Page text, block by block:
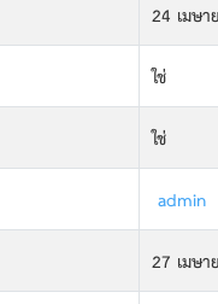
24 เมษ
ใช่
ใช่
admin
27 เมษ